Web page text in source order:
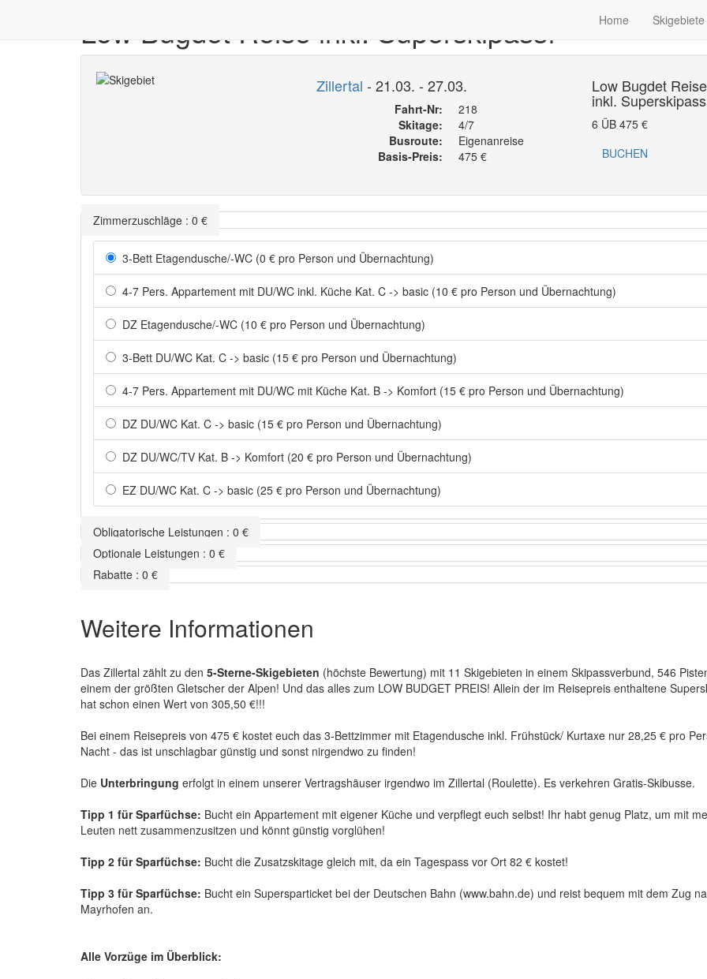
Home Skigebiete
Low Bugdet Reise inkl. Superskipass!
Zillertal - 21.03. - 27.03.
Fahrt-Nr:
218
Skitage:
4/7
Busroute:
Eigenanreise
Basis-Preis:
475 €
Low Bugdet Reise
inkl.
6 ÜB475 €
BUCHEN
Zimmerzuschläge : 0 €
3-Bett Etagendusche/-WC (0 € pro Person und Übernachtung)
4-7 Pers. Appartement mit DU/WC inkl. Küche Kat. C -> basic (10 € pro Person und Übernachtung)
DZ Etagendusche/-WC (10 € pro Person und Übernachtung)
3-Bett DU/WC Kat. C -> basic (15 € pro Person und Übernachtung)
4-7 Pers. Appartement mit DU/WC mit Küche Kat. B -> Komfort (15 € pro Person und Übernachtung)
DZ DU/WC Kat. C -> basic (15 € pro Person und Übernachtung)
DZ DU/WC/TV Kat. B -> Komfort (20 € pro Person und Übernachtung)
EZ DU/WC Kat. C -> basic (25 € pro Person und Übernachtung)
Obligatorische Leistungen : 0 €
Optionale Leistungen : 0 €
Rabatte : 0 €
Weitere Informationen
Das Zillertal zählt zu den 5-Sterne-Skigebieten (höchste Bewertung) mit 11 Skigebieten in einem Skipassverbund, 546
einem der größten Gletscher der Alpen! Und das alles zum LOW BUDGET PREIS! Allein der im Reisepreis enthaltene
hat schon einen Wert von 305,50 €!!!
Bei einem Reisepreis von 475 € kostet euch das 3-Bettzimmer mit Etagendusche inkl. Frühstück/ Kurtaxe nur 28,25 € pro
Nacht - das ist unschlagbar günstig und sonst nirgendwo zu finden!
Die Unterbringung erfolgt in einem unserer Vertragshäuser irgendwo im Zillertal (Roulette). Es verkehren Gratis-Skibusse.
Tipp 1 für Sparfüchse: Bucht ein Appartement mit eigener Küche und verpflegt euch selbst! Ihr habt genug Platz, um mit
Leuten nett zusammenzusitzen und könnt günstig vorglühen!
Tipp 2 für Sparfüchse: Bucht die Zusatzskitage gleich mit, da ein Tagespass vor Ort 82 € kostet!
Tipp 3 für Sparfüchse: Bucht ein Supersparticket bei der Deutschen Bahn (www.bahn.de) und reist bequem mit dem Zug
Mayrhofen an.
Alle Vorzüge im Überblick: